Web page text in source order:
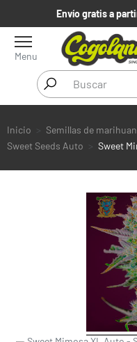
Envío gratis a
Menu
Inicio Semillas de
Sweet Seeds Auto
Sweet